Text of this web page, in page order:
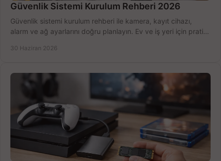
Güvenlik Sistemi Kurulum Rehberi 2026
Güvenlik sistemi kurulum rehberi ile kamera, kayıt cihazı,
alarm ve ağ ayarlarını doğru planlayın. Ev ve iş yeri için pratik
30 Haziran 2026